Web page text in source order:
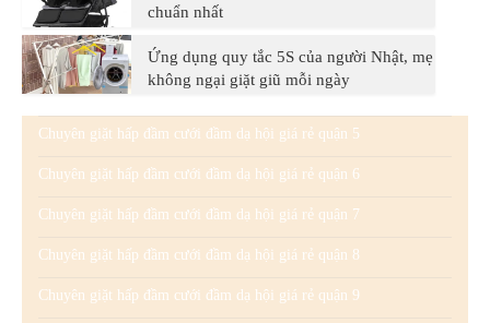
chuẩn nhất
Ứng dụng quy tắc 5S của người Nhật, mẹ
không ngại giặt giũ mỗi ngày
Chuyên giặt hấp đầm cưới đầm dạ hội giá rẻ quận 5
Chuyên giặt hấp đầm cưới đầm dạ hội giá rẻ quận 6
Chuyên giặt hấp đầm cưới đầm dạ hội giá rẻ quận 7
Chuyên giặt hấp đầm cưới đầm dạ hội giá rẻ quận 8
Chuyên giặt hấp đầm cưới đầm dạ hội giá rẻ quận 9